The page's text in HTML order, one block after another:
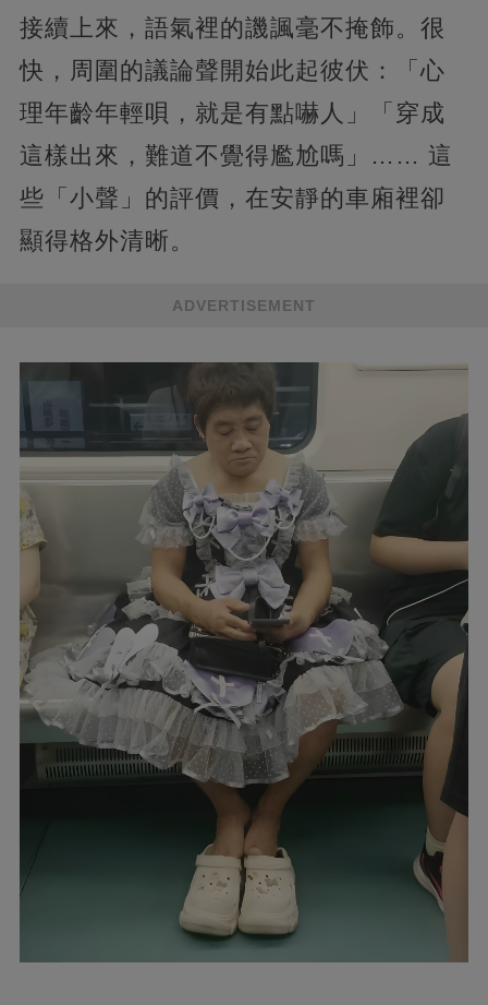
接續上來，語氣裡的譏諷毫不掩飾。很
快，周圍的議論聲開始此起彼伏：「心
理年齡年輕唄，就是有點嚇人」「穿成
這樣出來，難道不覺得尷尬嗎」…… 這
些「小聲」的評價，在安靜的車廂裡卻
顯得格外清晰。
ADVERTISEMENT